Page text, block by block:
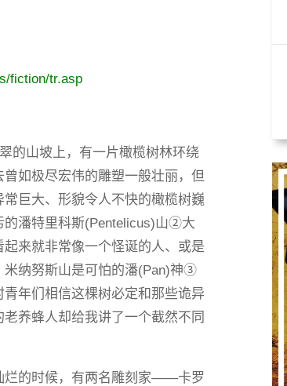
fiction/tr.asp
的山坡上，有一片橄榄树林环绕
如极尽宏伟的雕塑一般壮丽，但
巨大、形貌令人不快的橄榄树巍
的潘特里科斯(Pentelicus)山②大
来就非常像一个怪诞的人、或是
米纳努斯山是可怕的潘(Pan)神③
年们相信这棵树必定和那些诡异
养蜂人却给我讲了一个截然不同
烂的时候，有两名雕刻家——卡罗